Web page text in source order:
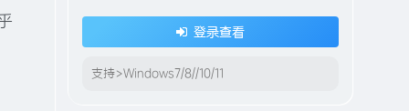
登录查看
支持>Windows7/8//10/11